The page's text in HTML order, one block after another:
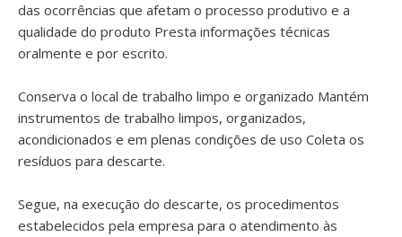
das ocorrências que afetam o processo produtivo e a
qualidade do produto Presta informações técnicas
oralmente e por escrito.
Conserva o local de trabalho limpo e organizado Mantém
instrumentos de trabalho limpos, organizados,
acondicionados e em plenas condições de uso Coleta os
resíduos para descarte.
Segue, na execução do descarte, os procedimentos
estabelecidos pela empresa para o atendimento às